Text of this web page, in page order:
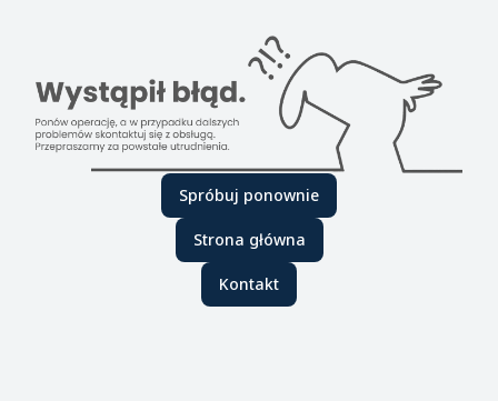
Spróbuj ponownie
Strona główna
Kontakt